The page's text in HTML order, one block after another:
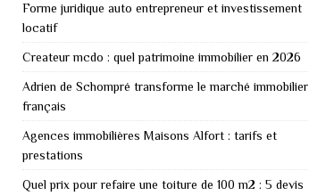
Forme juridique auto entrepreneur et investissement
locatif
Createur mcdo : quel patrimoine immobilier en 2026
Adrien de Schompré transforme le marché immobilier
français
Agences immobilières Maisons Alfort : tarifs et
prestations
Quel prix pour refaire une toiture de 100 m2 : 5 devis